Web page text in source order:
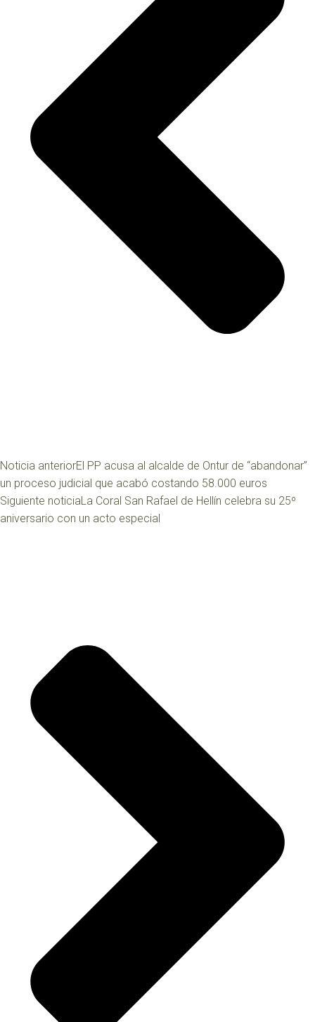
Noticia anteriorEl PP acusa al alcalde de Ontur de “abandonar”
un proceso judicial que acabó costando 58.000 euros
Siguiente noticiaLa Coral San Rafael de Hellín celebra su 25º
aniversario con un acto especial